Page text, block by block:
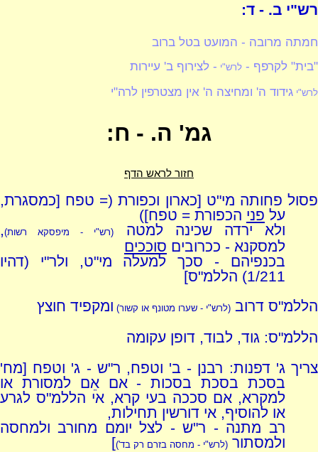
רש"י ב. - ד:
חמתה מרובה - המועט בטל ברוב
"בית" לקרפף - לרש"י - לצירוף ב' עיירות
לרש"י גידוד ה' ומחיצה ה' אין מצטרפין לרה"י
גמ' ה. - ח:
חזור לראש הדף
פסול פחותה מי"ט [כארון וכפורת (= טפח [כמסגרת,
על פני הכפורת = טפח])
ולא ירדה שכינה למטה
(רש"י - מיפסקא רשות),
למסקנא - ככרובים סוככים
בכנפיהם - סכך למעלה מי"ט, ולר"י (דהיו
1/211) הללמ"ס]
הללמ"ס דרוב (לרש"י - שערו מטונף או קשור) ומקפיד חוצץ
הללמ"ס: גוד, לבוד, דופן עקומה
צריך ג' דפנות: רבנן - ב' וטפח, ר"ש - ג' וטפח [מח'
בסכת בסכת בסכות - אם אֵם למסורת או
למקרא, אם סככה בעי קרא, אי הללמ"ס לגרע
או להוסיף, אי דורשין תחילות,
רב מתנה - ר"ש - לצל יומם מחורב ולמחסה
ולמסתור(לרש"י - מחסה בזרם רק בד')]